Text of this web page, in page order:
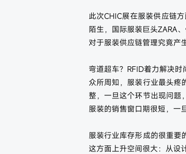
此次CHIC展在服装供应链
陌生，国际服装巨头ZARA
对于服装供应链管理究竟产
弯道超车？RFID着力解决时
众所周知，服装行业最头
整，一旦这个环节出现问题
服装的销售窗口期很短，一
服装行业库存形成的很重要
这方面上升空间很大：从设